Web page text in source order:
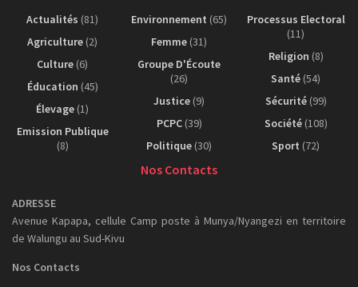
Actualités (81)
Agriculture (2)
Culture (6)
Éducation (45)
Élevage (1)
Emission Publique
(8)
Environnement (65)
Femme (31)
Groupe D'Écoute
(26)
Justice (9)
PCPC(39)
Politique (30)
Processus Electoral
(11)
Religion (8)
Santé (54)
Sécurité(99)
Société(108)
Sport (72)
Nos Contacts
ADRESSE
Avenue Kapapa, cellule Camp poste à Munya/Nyangezi en territoire
de Walungu au Sud-Kivu
Nos Contacts